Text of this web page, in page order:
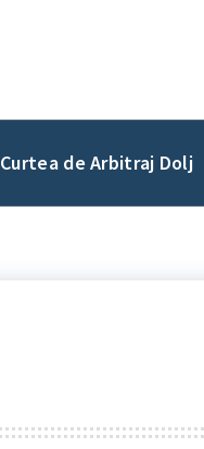
Curtea de Arbitraj Dolj